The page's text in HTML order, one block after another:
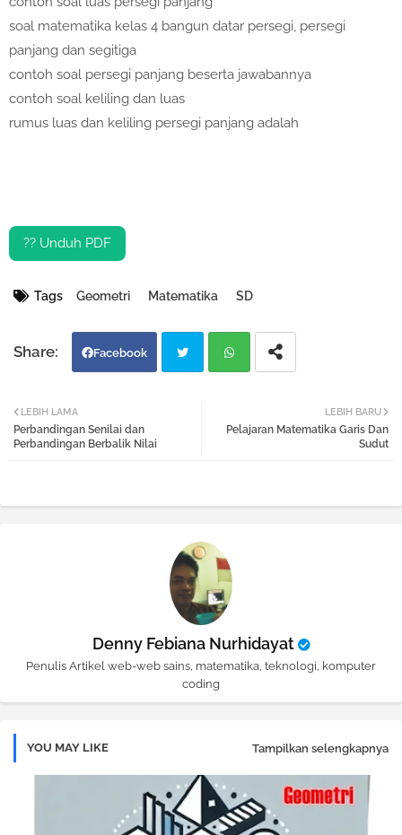
soal matematika kelas 4 bangun datar persegi, persegi
panjang dan segitiga
contoh soal persegi panjang beserta jawabannya
contoh soal keliling dan luas
rumus luas dan keliling persegi panjang adalah
?? Unduh PDF
Tags Geometri Matematika SD
Facebook
atsa
LEBIH BARU
Pelajaran Matematika Garis Dan
Sudut
LEBIH LAMA
Perbandingan Senilai dan
Perbandingan Berbalik Nilai
Denny Febiana Nurhidayat
Penulis Artikel web-web sains, matematika, teknologi, komputer
coding
YOU MAY LIKE Tampilkan selengkapnya